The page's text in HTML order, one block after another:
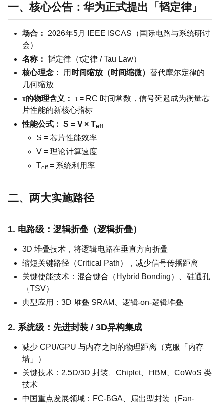
一、核心公告：华为正式提出「韬定律」
场合：
2026年5月 IEEE ISCAS（国际电路与系统研讨
会）
名称： 韬定律（τ定律 / Tau Law）
核心理念：
用 时间缩放（时间缩微） 替代摩尔定律的
几何缩放
τ的物理含义： τ = RC 时间常数，信号延迟成为衡量芯
片性能的新核心指标
性能公式： S = V × Teff
S = 芯片性能效率
V = 理论计算速度
Teff= 系统利用率
二、两大实施路径
1. 电路级：逻辑折叠（逻辑折叠）
3D 堆叠技术，将逻辑电路在垂直方向折叠
缩短关键路径（Critical Path），减少信号传播距离
关键使能技术：混合键合（Hybrid Bonding）、硅通孔
（TSV）
典型应用：3D 堆叠 SRAM、逻辑-on-逻辑堆叠
2. 系统级：先进封装 / 3D异构集成
减少 CPU/GPU 与内存之间的物理距离（克服「内存
墙」）
关键技术：2.5D/3D 封装、Chiplet、HBM、CoWoS 类
技术
中国重点发展领域：FC-BGA、扇出型封装（Fan-